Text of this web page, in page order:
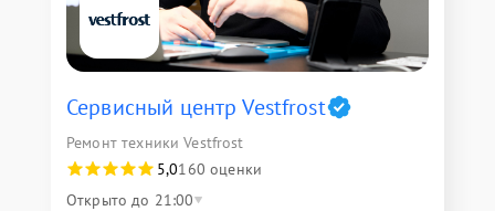
Сервисный центр Vestfrost
Ремонт техники Vestfrost
5,0160 оценки
Открыто до 21:00